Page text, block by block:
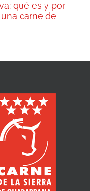
qué es y por
carne de